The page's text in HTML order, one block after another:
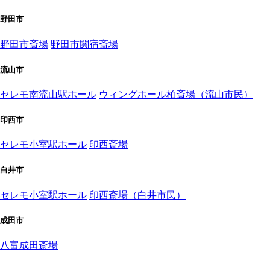
野田市
野田市斎場 野田市関宿斎場
流山市
セレモ南流山駅ホール ウィングホール柏斎場（流山市民）
印西市
セレモ小室駅ホール 印西斎場
白井市
セレモ小室駅ホール 印西斎場（白井市民）
成田市
八富成田斎場